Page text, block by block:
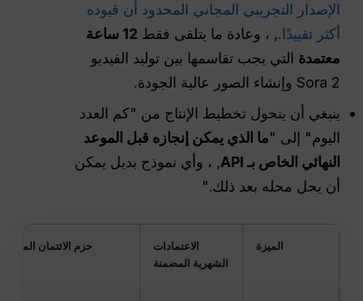
الإصدار التجريبي المجاني المحدود أن قيوده
أكثر تقييدًا., ، وعادة ما يتلقى فقط
12 ساعة
معتمدة التي يجب تقاسمها بين توليد الفيديو
Sora 2 وإنشاء الصور عالية الجودة.
ينبغي أن يتحول تخطيط الإنتاج من "كم العدد
اليوم" إلى "ما الذي يمكن إنجازه قبل الموعد
النهائي الخاص بـ API
, ، وأي نموذج بديل يمكن
أن يحل محله بعد ذلك."
الميزة
الاعتمادات
الشهرية المضمنة
حزم الائتمان